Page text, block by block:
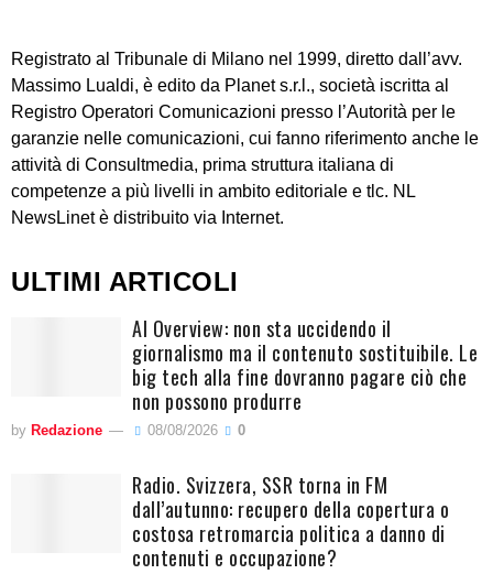
Registrato al Tribunale di Milano nel 1999, diretto dall’avv.
Massimo Lualdi, è edito da Planet s.r.l., società iscritta al
Registro Operatori Comunicazioni presso l’Autorità per le
garanzie nelle comunicazioni, cui fanno riferimento anche le
attività di Consultmedia, prima struttura italiana di
competenze a più livelli in ambito editoriale e tlc. NL
NewsLinet è distribuito via Internet.
ULTIMI ARTICOLI
AI Overview: non sta uccidendo il
giornalismo ma il contenuto sostituibile. Le
big tech alla fine dovranno pagare ciò che
non possono produrre
by Redazione 08/08/2026 0
Radio. Svizzera, SSR torna in FM
dall’autunno: recupero della copertura o
costosa retromarcia politica a danno di
contenuti e occupazione?